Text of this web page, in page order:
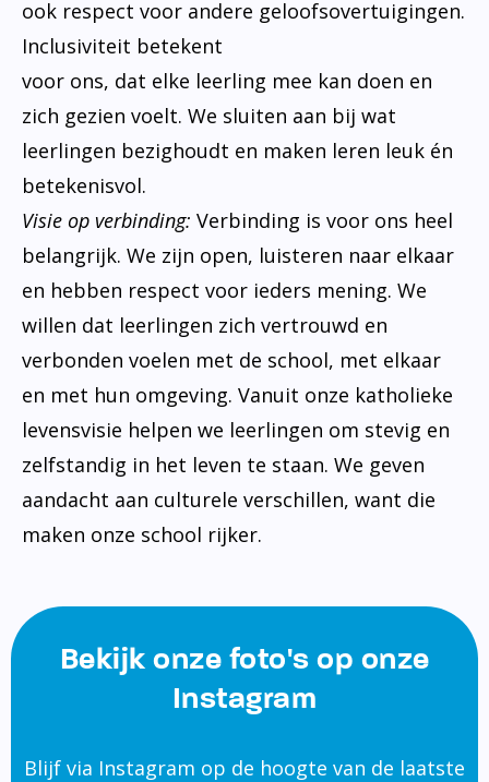
ook respect voor andere geloofsovertuigingen.
Inclusiviteit betekent
voor ons, dat elke leerling mee kan doen en
zich gezien voelt. We sluiten aan bij wat
leerlingen bezighoudt en maken leren leuk én
betekenisvol.
Visie op verbinding: Verbinding is voor ons heel
belangrijk. We zijn open, luisteren naar elkaar
en hebben respect voor ieders mening. We
willen dat leerlingen zich vertrouwd en
verbonden voelen met de school, met elkaar
en met hun omgeving. Vanuit onze katholieke
levensvisie helpen we leerlingen om stevig en
zelfstandig in het leven te staan. We geven
aandacht aan culturele verschillen, want die
maken onze school rijker.
Bekijk onze foto's op onze
Instagram
Blijf via Instagram op de hoogte van de laatste